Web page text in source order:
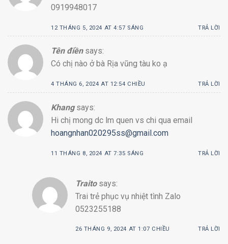
0919948017
12 THÁNG 5, 2024 AT 4:57 SÁNG TRẢ LỜI
Tên điền says:
Có chị nào ở bà Rịa vũng tàu ko ạ
4 THÁNG 6, 2024 AT 12:54 CHIỀU TRẢ LỜI
Khang says:
Hi chị mong dc lm quen vs chi qua email
hoangnhan020295ss@gmail.com
11 THÁNG 8, 2024 AT 7:35 SÁNG TRẢ LỜI
Traito says:
Trai trẻ phục vụ nhiệt tình Zalo
0523255188
26 THÁNG 9, 2024 AT 1:07 CHIỀU TRẢ LỜI